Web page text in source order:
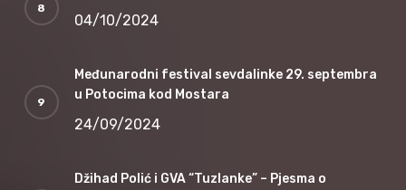
04/10/2024
Međunarodni festival sevdalinke 29. septembra
u Potocima kod Mostara
24/09/2024
Džihad Polić i GVA “Tuzlanke” – Pjesma o